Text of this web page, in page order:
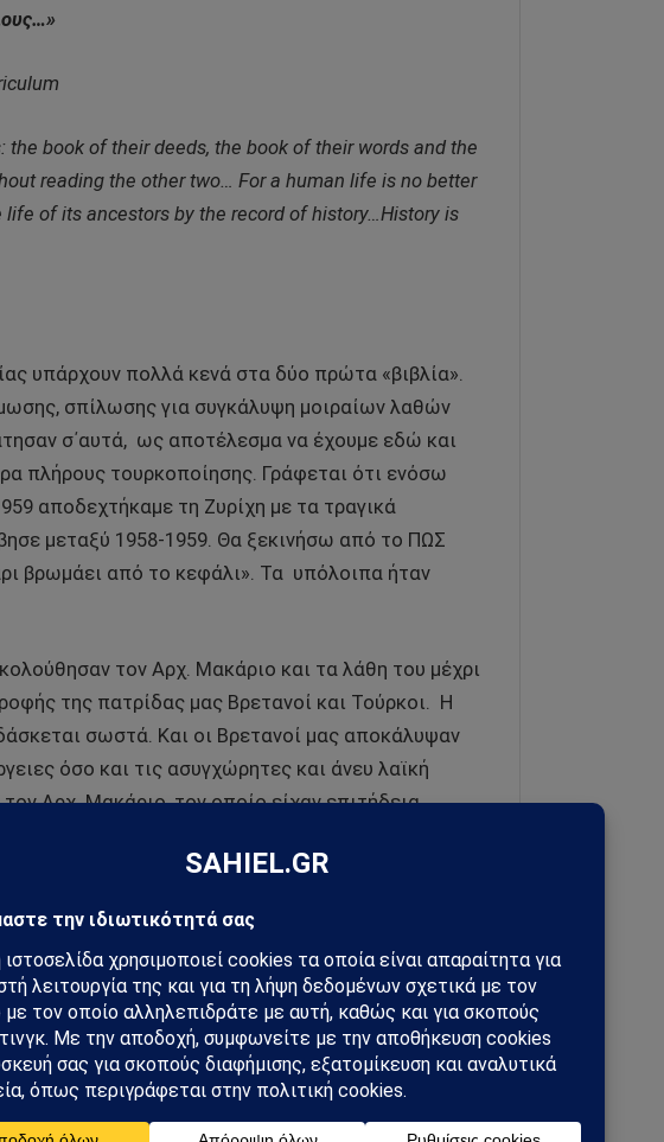
book of their deeds, the book of their words and the
reading the other two… For a human life is no better
of its ancestors by the record of history…History is
υπάρχουν πολλά κενά στα δύο πρώτα «βιβλία».
σπίλωσης για συγκάλυψη μοιραίων λαθών
σ΄αυτά, ως αποτέλεσμα να έχουμε εδώ και
πλήρους τουρκοποίησης. Γράφεται ότι ενόσω
αποδεχτήκαμε τη Ζυρίχη με τα τραγικά
μεταξύ 1958-1959. Θα ξεκινήσω από το ΠΩΣ
βρωμάει από το κεφάλι». Τα υπόλοιπα ήταν
τον Αρχ. Μακάριο και τα λάθη του μέχρι
της πατρίδας μας Βρετανοί και Τούρκοι. Η
σωστά. Και οι Βρετανοί μας αποκάλυψαν
όσο και τις ασυγχώρητες και άνευ λαϊκή
Αρχ. Μακάριο, τον οποίο είχαν επιτήδεια
επέλεξαν ως πιο ευέλικτο γι΄αυτούς ως ηγέτη
της Κύπρου με την Ελλάδα. Με πολιτικό
τον Στρατηγό Γρίβα Διγενή.
υπέρ της Ένωσης αφενός
και το πως οι νέοι της
ζωές τους πριν καλά καλά τις γνωρίσουν, για
παρότρυνε, (Μακάριος). Φοβερίζοντας τους
στόχο της ΄Ενωσης ωςπροδότες και δεν θα